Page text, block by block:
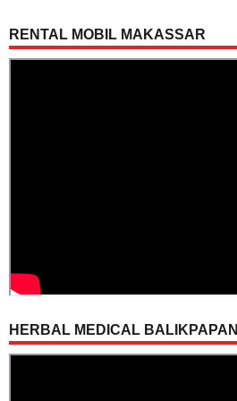
RENTAL MOBIL MAKASSAR
HERBAL MEDICAL BALIKPAPAN